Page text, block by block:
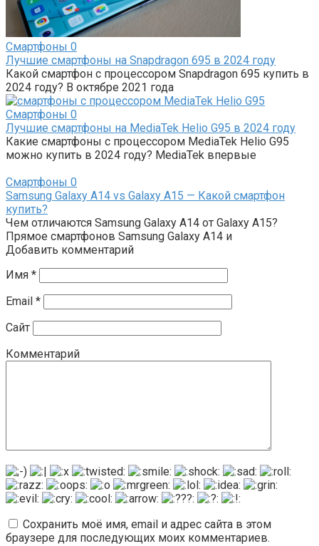
Смартфоны 0
Лучшие смартфоны на Snapdragon 695 в 2024 году
Какой смартфон с процессором Snapdragon 695 купить в
2024 году? В октябре 2021 года
Смартфоны 0
Лучшие смартфоны на MediaTek Helio G95 в 2024 году
Какие смартфоны с процессором MediaTek Helio G95
можно купить в 2024 году? MediaTek впервые
Смартфоны 0
Samsung Galaxy A14 vs Galaxy A15 — Какой смартфон
купить?
Чем отличаются Samsung Galaxy A14 от Galaxy A15?
Прямое смартфонов Samsung Galaxy A14 и
Добавить комментарий
Имя *
Email *
Сайт
Комментарий
Сохранить моё имя, email и адрес сайта в этом
браузере для последующих моих комментариев.